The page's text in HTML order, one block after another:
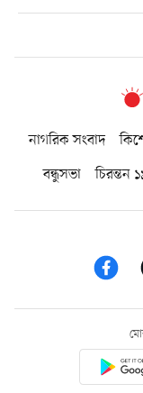
নাগরিক সংবাদ
বন্ধুসভা
চিরন্তন